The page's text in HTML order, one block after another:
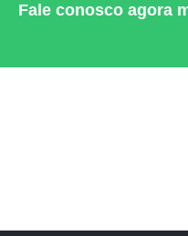
Fale conosco agora